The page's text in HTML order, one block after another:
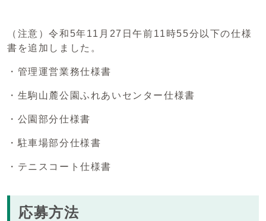
（注意）令和5年11月27日午前11時55分以下の仕様
書を追加しました。
・管理運営業務仕様書
・生駒山麓公園ふれあいセンター仕様書
・公園部分仕様書
・駐車場部分仕様書
・テニスコート仕様書
応募方法